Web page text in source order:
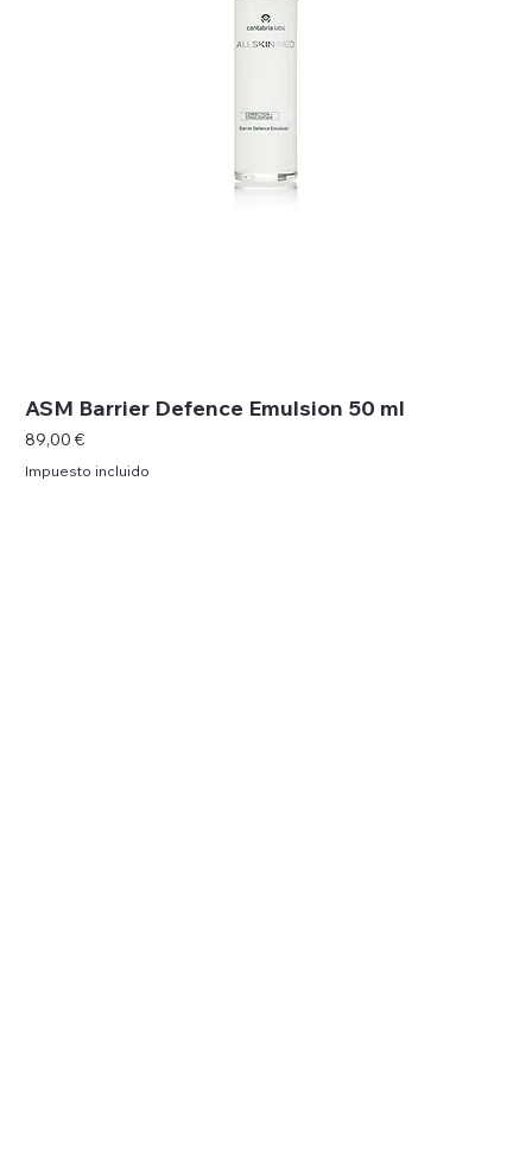
ASM Barrier Defence Emulsion 50 ml
Precio
89,00 €
Impuesto incluido